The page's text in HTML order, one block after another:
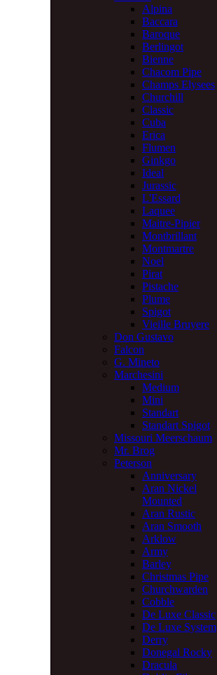
Alpina
Baccara
Baroque
Berlingot
Bienne
Chacom Pipe
Champs Elysees
Churchill
Classic
Cuba
Erica
Flumen
Ginkgo
Ideal
Jurassic
L'Essard
Laquee
Maitre-Pipier
Montbrillant
Montmartre
Noel
Pirat
Pistache
Plume
Spigot
Vieille Bruyere
Don Gustavo
Falcon
G. Mineto
Marchesini
Medium
Mini
Standart
Standart Spigot
Missouri Meerschaum
Mr. Brog
Peterson
Anniversary
Aran Nickel
Mounted
Aran Rustic
Aran Smooth
Arklow
Army
Barley
Christmas Pipe
Churchwarden
Cobble
De Luxe Classic
De Luxe System
Derry
Donegal Rocky
Dracula